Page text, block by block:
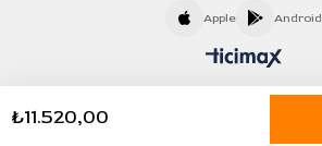
Apple Android
₺11.520,00